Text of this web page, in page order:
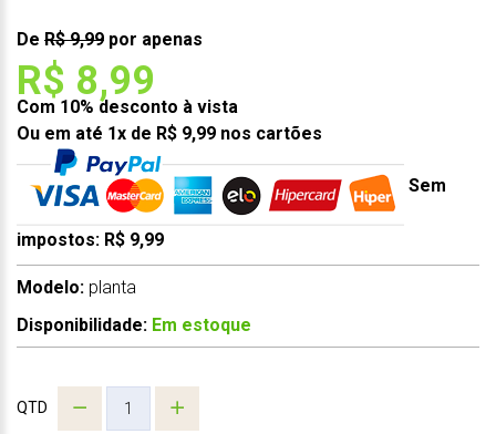
De R$ 9,99 por apenas
R$ 8,99
Com 10% desconto à vista
Ou em até 1x de R$ 9,99 nos cartões
Sem
impostos: R$ 9,99
Modelo: planta
Disponibilidade: Em estoque
QTD